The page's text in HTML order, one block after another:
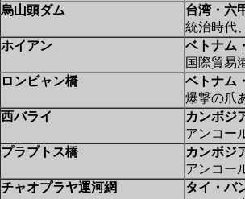
烏山頭ダム
台湾・六
統治時代
ホイアン
ベトナム
国際貿易
ロンビャン橋
ベトナム
爆撃の爪
西バライ
カンボジ
アンコー
プラプトス橋
カンボジ
アンコー
チャオプラヤ運河網
タイ・バ